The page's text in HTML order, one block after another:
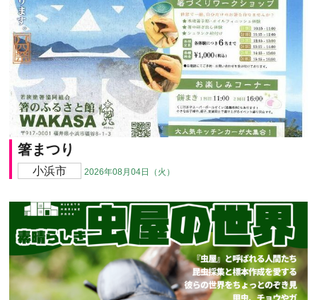
箸まつり
小浜市 2026年08月04日（火）